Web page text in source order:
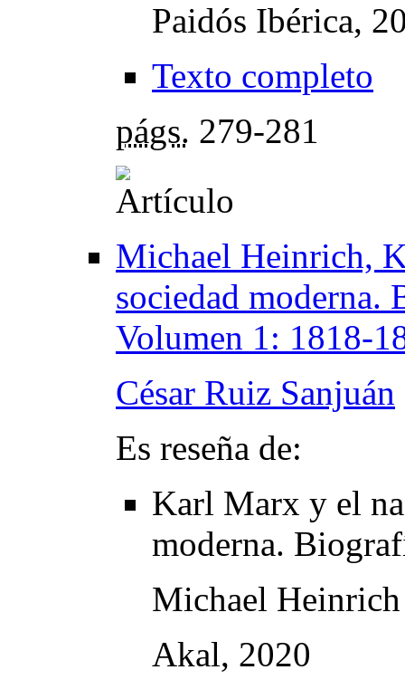
Paidós Ibérica,
Texto completo
págs. 279-281
Michael Heinrich,
sociedad moderna.
Volumen 1: 1818-
César Ruiz Sanjuán
Es reseña de:
Karl Marx y el
moderna.
Michael Heinrich
Akal, 2020